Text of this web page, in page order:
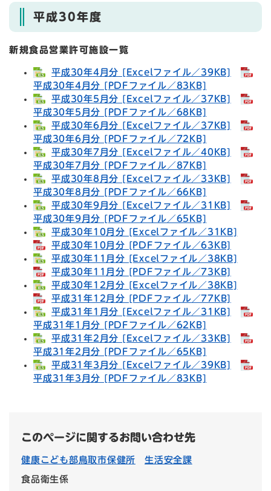
平成30年度
新規食品営業許可施設一覧
平成30年4月分 [Excelファイル／39KB]
平成30年4月分 [PDFファイル／83KB]
平成30年5月分 [Excelファイル／37KB]
平成30年5月分 [PDFファイル／68KB]
平成30年6月分 [Excelファイル／37KB]
平成30年6月分 [PDFファイル／72KB]
平成30年7月分 [Excelファイル／40KB]
平成30年7月分 [PDFファイル／87KB]
平成30年8月分 [Excelファイル／33KB]
平成30年8月分 [PDFファイル／66KB]
平成30年9月分 [Excelファイル／31KB]
平成30年9月分 [PDFファイル／65KB]
平成30年10月分 [Excelファイル／31KB]
平成30年10月分 [PDFファイル／63KB]
平成30年11月分 [Excelファイル／38KB]
平成30年11月分 [PDFファイル／73KB]
平成30年12月分 [Excelファイル／38KB]
平成31年12月分 [PDFファイル／77KB]
平成31年1月分 [Excelファイル／31KB]
平成31年1月分 [PDFファイル／62KB]
平成31年2月分 [Excelファイル／33KB]
平成31年2月分 [PDFファイル／65KB]
平成31年3月分 [Excelファイル／39KB]
平成31年3月分 [PDFファイル／83KB]
このページに関するお問い合わせ先
健康こども部鳥取市保健所 生活安全課
食品衛生係